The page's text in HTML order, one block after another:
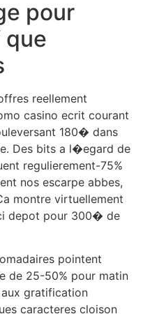
pour
que
reellement
casino ecrit courant
180� dans
Des bits a l�egard de
regulierement-75%
nos escarpe abbes,
montre virtuellement
depot pour 300� de
pointent
de 25-50% pour matin
gratification
caracteres cloison